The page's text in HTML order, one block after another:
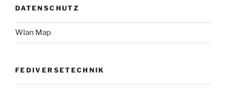
DATENSCHUTZ
Wlan Map
FEDIVERSETECHNIK